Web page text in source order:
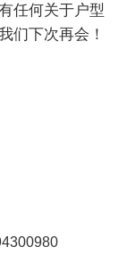
任何关于户型
们下次再会！